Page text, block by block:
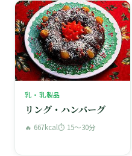
乳・乳製品
リング・ハンバーグ
🔥 667kcal⏱ 15〜30分